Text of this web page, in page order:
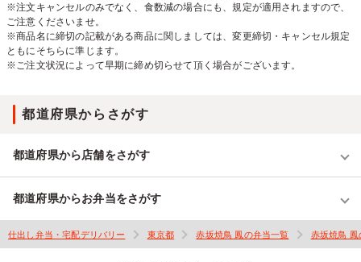
※注文キャンセルのみでなく、食数減の場合にも、規定が適用されますので、
ご注意くださいませ。
※商品名に締切の記載がある商品に関しましては、変更締切・キャンセル規定
ともにそちらに準じます。
※ご注文状況によって早期に締め切らせて頂く場合がございます。
都道府県からさがす
都道府県から店舗をさがす
都道府県からお弁当をさがす
仕出し弁当・宅配デリバリー 東京都 赤坂焼鳥 鳳の弁当一覧 赤坂焼鳥 鳳